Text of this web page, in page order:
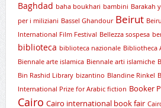
Baghdad baha boukhari bambini Barakah
per i miliziani Bassel Ghandour Beirut
International Film Festival Bellezza sospesa
biblioteca biblioteca nazionale Bibliotheca
Biennale arte islamica Biennale arti islamiche
Bin Rashid Library bizantino Blandine Rinkel
International Prize for Arabic fiction Booker
Cairo Cairo international book fair